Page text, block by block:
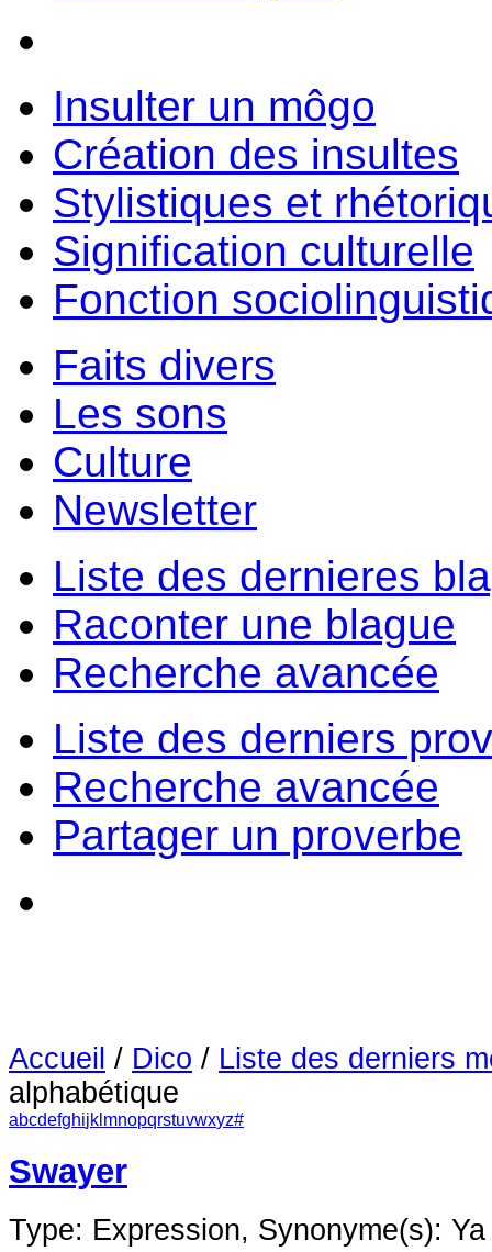
Insulter un môgo
Création des insultes
Stylistiques et
Signification culturelle
Fonction
Faits divers
Les sons
Culture
Newsletter
Liste des dernieres
Raconter une blague
Recherche avancée
Liste des derniers
Recherche avancée
Partager un proverbe
Accueil / Dico / Liste des derniers
alphabétique
abcdefghijk mnopqrstuvwxyz#
Swayer
Type: Expression, Synonyme(s):